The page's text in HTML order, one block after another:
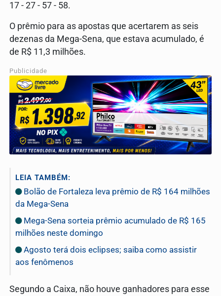
17 - 27 - 57 - 58.
O prêmio para as apostas que acertarem as seis
dezenas da Mega-Sena, que estava acumulado, é
de R$ 11,3 milhões.
Publicidade
LEIA TAMBÉM:
Bolão de Fortaleza leva prêmio de R$ 164 milhões
da Mega-Sena
Mega-Sena sorteia prêmio acumulado de R$ 165
milhões neste domingo
Agosto terá dois eclipses; saiba como assistir
aos fenômenos
Segundo a Caixa, não houve ganhadores para esse